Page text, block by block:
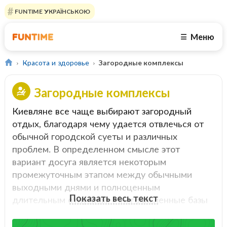
FUNTIME УКРАЇНСЬКОЮ
☰ Меню
Красота и здоровье Загородные комплексы
Загородные комплексы
Киевляне все чаще выбирают загородный
отдых, благодаря чему удается отвлечься от
обычной городской суеты и различных
проблем. В определенном смысле этот
вариант досуга является некоторым
промежуточным этапом между обычными
выходными днями и полноценным
длительным отпуском. Многочисленные базы
Показать весь текст